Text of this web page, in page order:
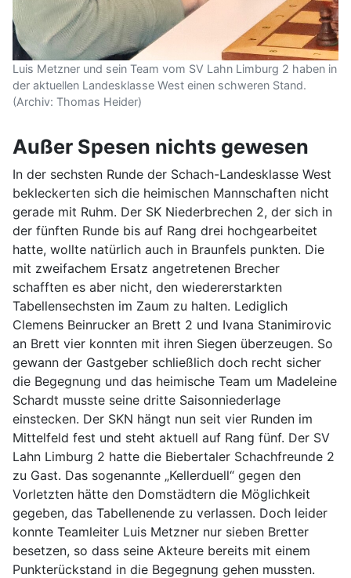
Luis Metzner und sein Team vom SV Lahn Limburg 2 haben in
der aktuellen Landesklasse West einen schweren Stand.
(Archiv: Thomas Heider)
Außer Spesen nichts gewesen
In der sechsten Runde der Schach-Landesklasse West
bekleckerten sich die heimischen Mannschaften nicht
gerade mit Ruhm. Der SK Niederbrechen 2, der sich in
der fünften Runde bis auf Rang drei hochgearbeitet
hatte, wollte natürlich auch in Braunfels punkten. Die
mit zweifachem Ersatz angetretenen Brecher
schafften es aber nicht, den wiedererstarkten
Tabellensechsten im Zaum zu halten. Lediglich
Clemens Beinrucker an Brett 2 und Ivana Stanimirovic
an Brett vier konnten mit ihren Siegen überzeugen. So
gewann der Gastgeber schließlich doch recht sicher
die Begegnung und das heimische Team um Madeleine
Schardt musste seine dritte Saisonniederlage
einstecken. Der SKN hängt nun seit vier Runden im
Mittelfeld fest und steht aktuell auf Rang fünf. Der SV
Lahn Limburg 2 hatte die Biebertaler Schachfreunde 2
zu Gast. Das sogenannte „Kellerduell“ gegen den
Vorletzten hätte den Domstädtern die Möglichkeit
gegeben, das Tabellenende zu verlassen. Doch leider
konnte Teamleiter Luis Metzner nur sieben Bretter
besetzen, so dass seine Akteure bereits mit einem
Punkterückstand in die Begegnung gehen mussten.